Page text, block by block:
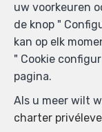
Woluwe-
Appartement
uw voorkeuren
de knop "
kan op elk
" Cookie
pagina.
Als u meer wilt
charter